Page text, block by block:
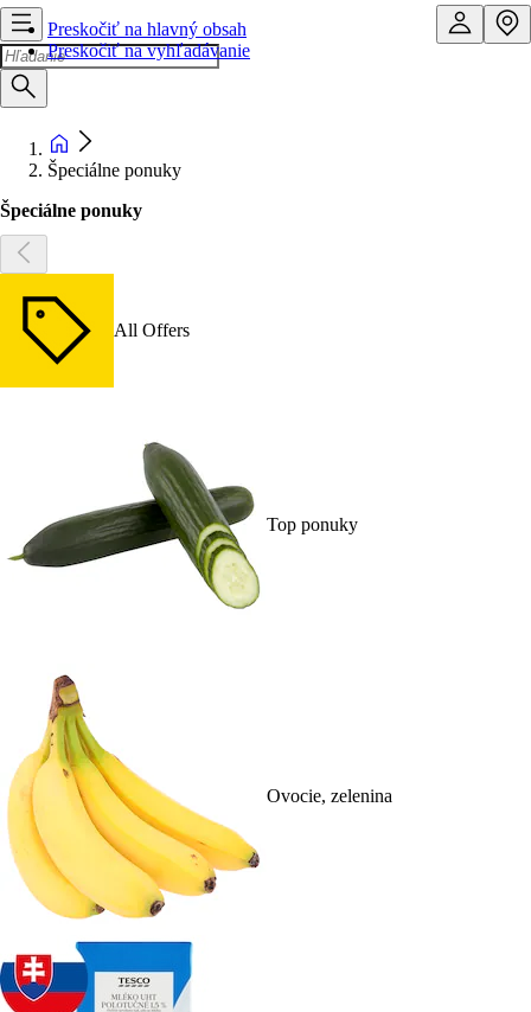
Preskočiť na hlavný obsah
Preskočiť na vyhľadávanie
Špeciálne ponuky
Špeciálne ponuky
All Offers
Top ponuky
Ovocie, zelenina